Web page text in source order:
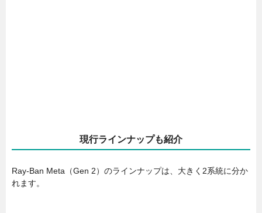
現行ラインナップも紹介
Ray-Ban Meta（Gen 2）のラインナップは、大きく2系統に分か
れます。